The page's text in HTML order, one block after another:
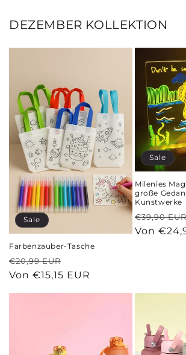
DEZEMBER KOLLEKTION
Sale
Farbenzauber-Tasche
Normaler
Preis
€20,99 EUR
Von €15,15 EUR
Sale
Milenies
große
Kunstwerke
Normaler
Preis
€39,90 EUR
Von